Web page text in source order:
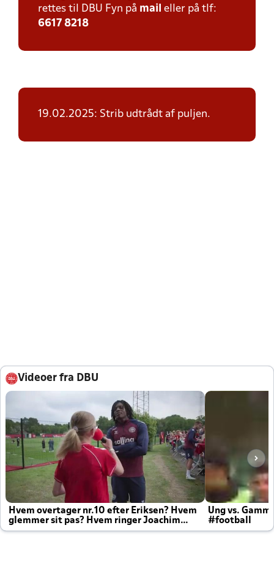
rettes til DBU Fyn på mail eller på tlf:
6617 8218
19.02.2025: Strib udtrådt af puljen.
Videoer fra DBU
Hvem overtager nr.10 efter Eriksen? Hvem
glemmer sit pas? Hvem ringer Joachim
altid til efter kampe?
Ung vs.
#football